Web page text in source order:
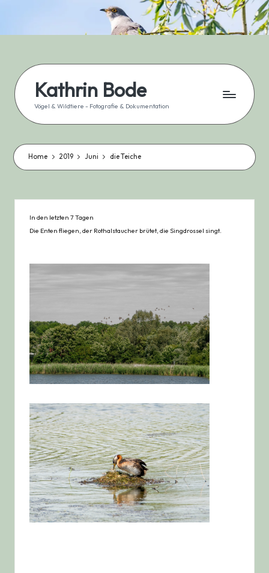
content
Kathrin Bode
Vögel & Wildtiere - Fotografie & Dokumentation
Home 2019 Juni die Teiche
In den letzten 7 Tagen
Die Enten fliegen, der Rothalstaucher brütet, die Singdrossel singt.